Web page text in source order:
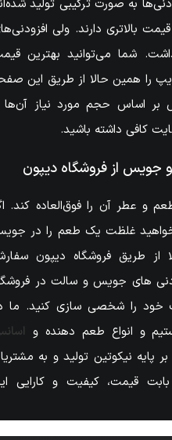
به صورت ترکیبی تولید
بالاتری دارند. ولی
شما می‌توانید بهترین
را همین حالا از طریق این
اساس حجم مورد نیاز آن‌ها
کافی داشته باشید.
جویس از فروشگاه دیپون
و عطر آن را فوق‌العاده کند.
غلظت یک طعم را در
از طریق فروشگاه دیپون
های جویس و سالت در
خود را شخصی سازی کنید. ما
و انواع طعم دهنده و
پایه نیکوتین تولید و به
بابت قیمت، کیفیت و کارایی